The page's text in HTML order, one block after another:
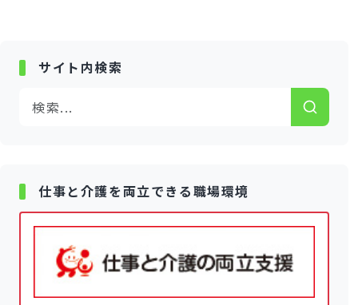
サイト内検索
仕事と介護を両立できる職場環境